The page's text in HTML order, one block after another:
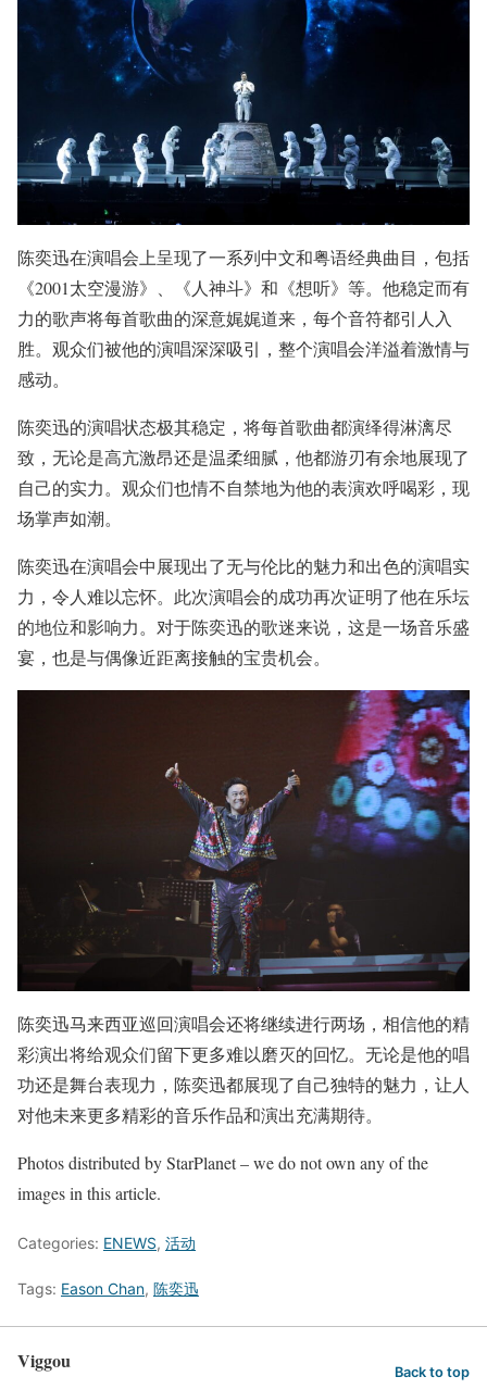
陈奕迅在演唱会上呈现了一系列中文和粤语经典曲目，包括
《2001太空漫游》、《人神斗》和《想听》等。他稳定而有
力的歌声将每首歌曲的深意娓娓道来，每个音符都引人入
胜。观众们被他的演唱深深吸引，整个演唱会洋溢着激情与
感动。
陈奕迅的演唱状态极其稳定，将每首歌曲都演绎得淋漓尽
致，无论是高亢激昂还是温柔细腻，他都游刃有余地展现了
自己的实力。观众们也情不自禁地为他的表演欢呼喝彩，现
场掌声如潮。
陈奕迅在演唱会中展现出了无与伦比的魅力和出色的演唱实
力，令人难以忘怀。此次演唱会的成功再次证明了他在乐坛
的地位和影响力。对于陈奕迅的歌迷来说，这是一场音乐盛
宴，也是与偶像近距离接触的宝贵机会。
陈奕迅马来西亚巡回演唱会还将继续进行两场，相信他的精
彩演出将给观众们留下更多难以磨灭的回忆。无论是他的唱
功还是舞台表现力，陈奕迅都展现了自己独特的魅力，让人
对他未来更多精彩的音乐作品和演出充满期待。
Photos distributed by StarPlanet – we do not own any of the
images in this article.
Categories: ENEWS, 活动
Tags: Eason Chan, 陈奕迅
Viggou Back to top